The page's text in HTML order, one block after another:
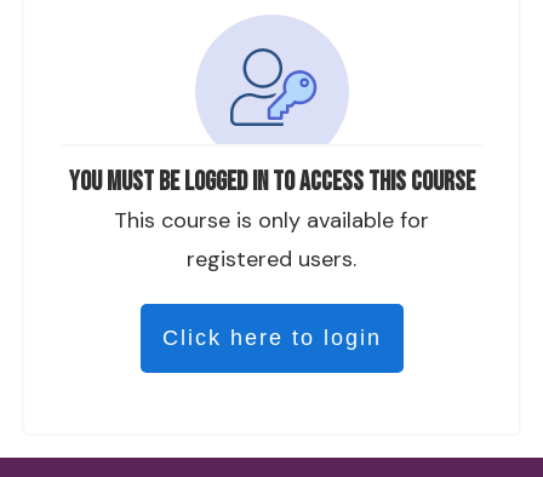
You must be logged in to access this course
This course is only available for
registered users.
Click here to login